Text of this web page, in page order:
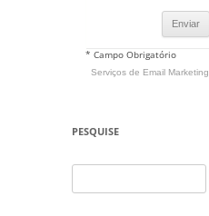
* Campo Obrigatório
Serviços de Email Marketing
PESQUISE
por: